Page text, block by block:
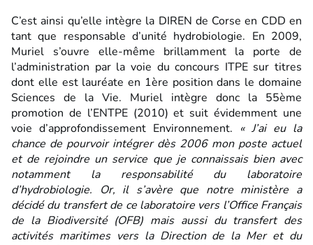
C’est ainsi qu’elle intègre la DIREN de Corse en CDD en
tant que responsable d’unité hydrobiologie. En 2009,
Muriel s’ouvre elle-même brillamment la porte de
l’administration par la voie du concours ITPE sur titres
dont elle est lauréate en 1ère position dans le domaine
Sciences de la Vie. Muriel intègre donc la 55ème
promotion de l’ENTPE (2010) et suit évidemment une
voie d’approfondissement Environnement. « J’ai eu la
chance de pourvoir intégrer dès 2006 mon poste actuel
et de rejoindre un service que je connaissais bien avec
notamment la responsabilité du laboratoire
d’hydrobiologie. Or, il s’avère que notre ministère a
décidé du transfert de ce laboratoire vers l’Office Français
de la Biodiversité (OFB) mais aussi du transfert des
activités maritimes vers la Direction de la Mer et du